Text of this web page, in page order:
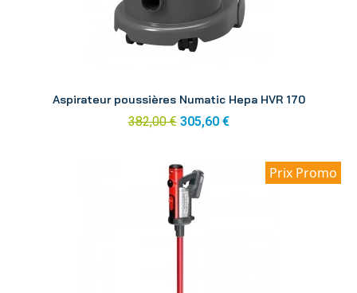
Aspirateur poussières Numatic Hepa HVR 170
382,00 € 305,60 €
Prix Promo